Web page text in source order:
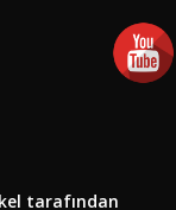
tarafından